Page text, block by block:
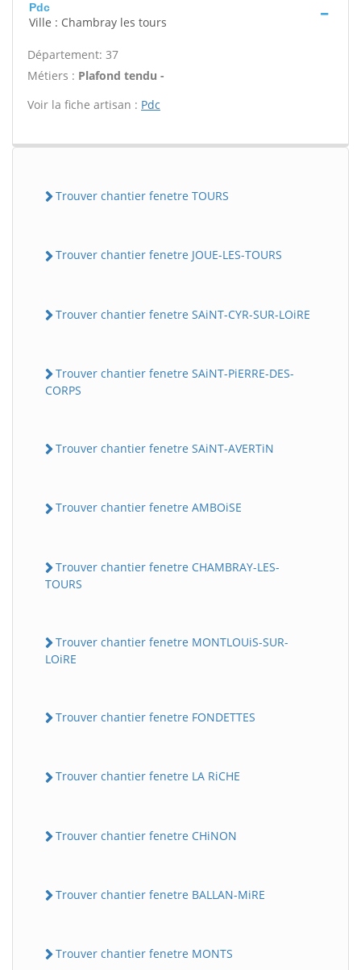
Pdc
Ville : Chambray les tours
Département: 37
Métiers : Plafond tendu -
Voir la fiche artisan : Pdc
Trouver chantier fenetre TOURS
Trouver chantier fenetre JOUE-LES-TOURS
Trouver chantier fenetre SAiNT-CYR-SUR-LOiRE
Trouver chantier fenetre SAiNT-PiERRE-DES-
CORPS
Trouver chantier fenetre SAiNT-AVERTiN
Trouver chantier fenetre AMBOiSE
Trouver chantier fenetre CHAMBRAY-LES-
TOURS
Trouver chantier fenetre MONTLOUiS-SUR-
LOiRE
Trouver chantier fenetre FONDETTES
Trouver chantier fenetre LA RiCHE
Trouver chantier fenetre CHiNON
Trouver chantier fenetre BALLAN-MiRE
Trouver chantier fenetre MONTS